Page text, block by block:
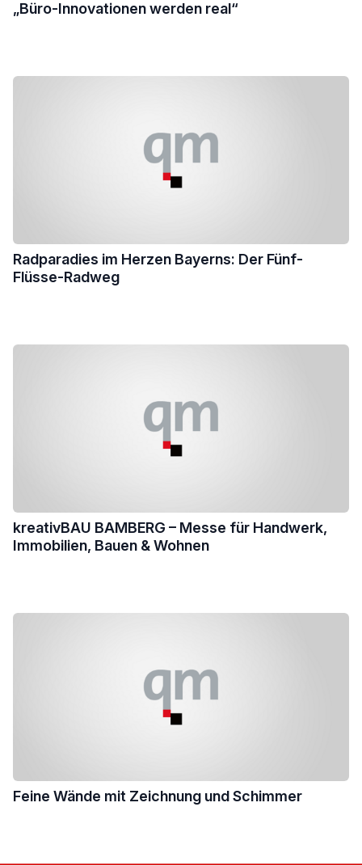
„Büro-Innovationen werden real“
Radparadies im Herzen Bayerns: Der Fünf-
Flüsse-Radweg
kreativBAU BAMBERG – Messe für Handwerk,
Immobilien, Bauen & Wohnen
Feine Wände mit Zeichnung und Schimmer